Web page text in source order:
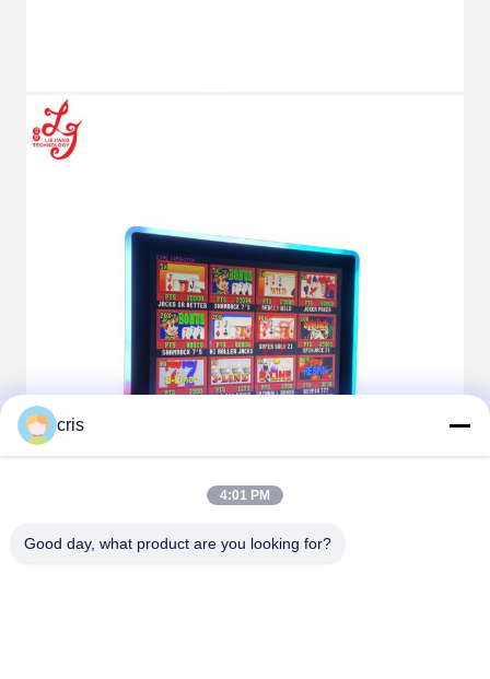
cris
4:01 PM
Good day, what product are you looking for?